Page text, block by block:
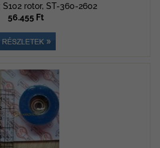
S102 rotor, ST-360-2602
56.455 Ft